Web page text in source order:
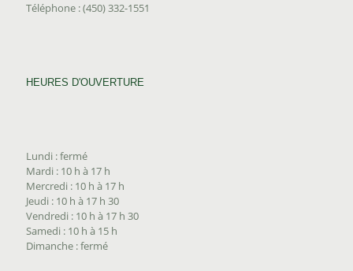
Téléphone : (450) 332-1551
HEURES D'OUVERTURE
Lundi : fermé
Mardi : 10 h à 17 h
Mercredi : 10 h à 17 h
Jeudi : 10 h à 17 h 30
Vendredi : 10 h à 17 h 30
Samedi : 10 h à 15 h
Dimanche : fermé